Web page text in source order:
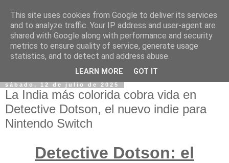
sábado, 12 de julio de 2025
La India más colorida cobra vida en
Detective Dotson, el nuevo indie para
Nintendo Switch
Detective Dotson: el
This site uses cookies from Google to deliver its services
and to analyze traffic. Your IP address and user-agent are
shared with Google along with performance and security
metrics to ensure quality of service, generate usage
statistics, and to detect and address abuse.
LEARN MORE GOT IT